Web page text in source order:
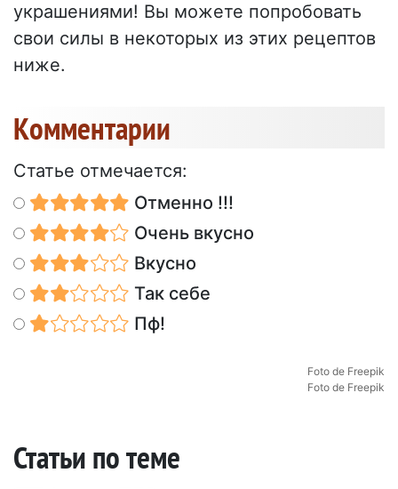
украшениями! Вы можете попробовать
свои силы в некоторых из этих рецептов
ниже.
Kомментарии
Статье отмечается:
Отменно !!!
Очень вкусно
Вкусно
Так себе
Пф!
Foto de Freepik
Foto de Freepik
Статьи по теме